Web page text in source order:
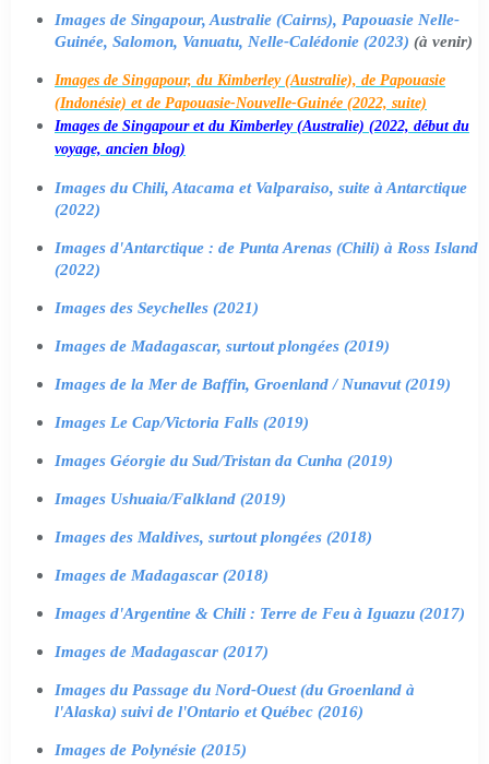
Images de Singapour, Australie (Cairns), Papouasie Nelle-
Guinée, Salomon, Vanuatu, Nelle-Calédonie (2023) (à venir)
Images de Singapour, du Kimberley (Australie), de Papouasie
(Indonésie) et de Papouasie-Nouvelle-Guinée (2022, suite)
Images de Singapour et du Kimberley (Australie) (2022, début du
voyage, ancien blog)
Images du Chili, Atacama et Valparaiso, suite à Antarctique
(2022)
Images d'Antarctique : de Punta Arenas (Chili) à Ross Island
(2022)
Images des Seychelles (2021)
Images de Madagascar, surtout plongées (2019)
Images de la Mer de Baffin, Groenland / Nunavut (2019)
Images Le Cap/Victoria Falls (2019)
Images Géorgie du Sud/Tristan da Cunha (2019)
Images Ushuaia/Falkland (2019)
Images des Maldives, surtout plongées (2018)
Images de Madagascar (2018)
Images d'Argentine & Chili : Terre de Feu à Iguazu (2017)
Images de Madagascar (2017)
Images du Passage du Nord-Ouest (du Groenland à
l'Alaska) suivi de l'Ontario et Québec (2016)
Images de Polynésie (2015)